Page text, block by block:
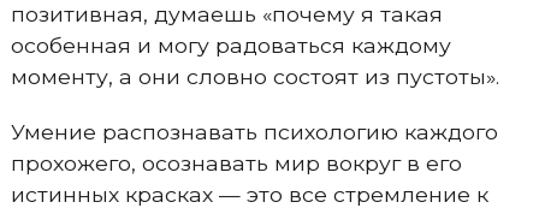
позитивная, думаешь «почему я такая
особенная и могу радоваться каждому
моменту, а они словно состоят из пустоты».
Умение распознавать психологию каждого
прохожего, осознавать мир вокруг в его
истинных красках — это все стремление к